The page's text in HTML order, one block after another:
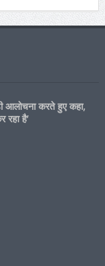
आलोचना करते हुए कहा,
रहा है’